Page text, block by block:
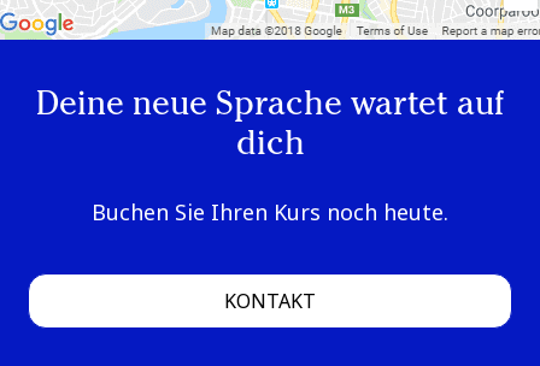
Deine neue Sprache wartet auf
dich
Buchen Sie Ihren Kurs noch heute.
KONTAKT